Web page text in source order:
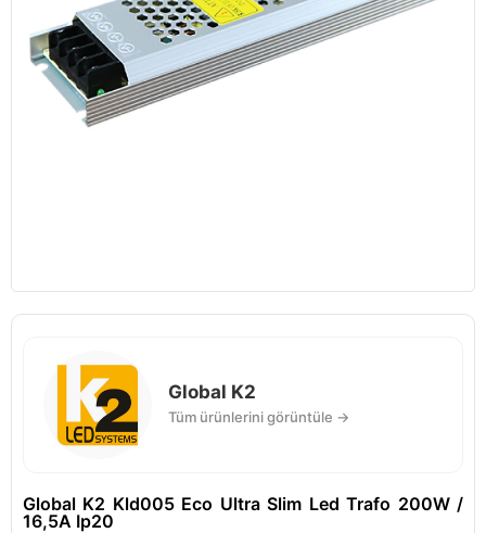
Global K2
Tüm ürünlerini görüntüle →
Global K2 Kld005 Eco Ultra Slim Led Trafo 200W /
16,5A Ip20